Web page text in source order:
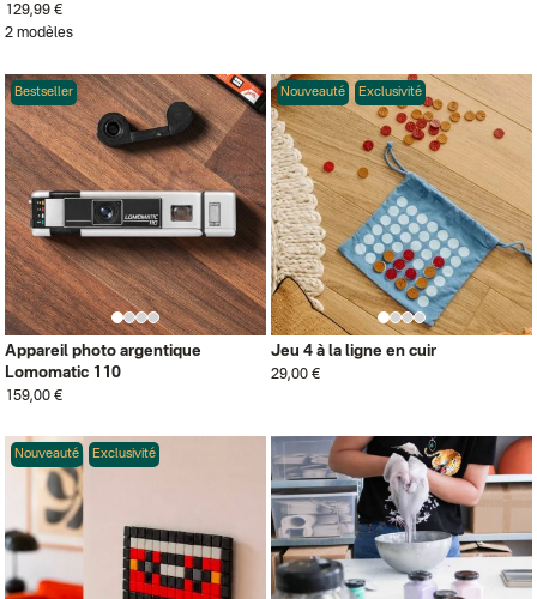
129,99 €
2 modèles
Bestseller
Appareil photo argentique
Lomomatic 110
159,00 €
Nouveauté Exclusivité
Jeu 4 à la ligne en cuir
29,00 €
Nouveauté Exclusivité